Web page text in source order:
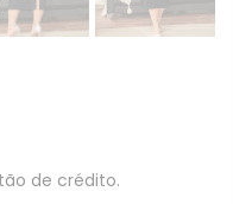
de crédito.